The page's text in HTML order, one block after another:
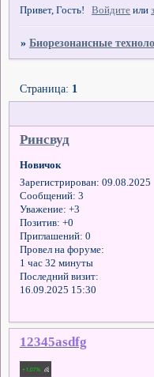
Привет, Гость! Войдите или
»Биорезонансные
Страница: 1
Ринсвуд
Новичок
Зарегистрирован: 09.08.2025
Сообщений: 3
Уважение: +3
Позитив: +0
Приглашений: 0
Провел на форуме:
1 час 32 минуты
Последний визит:
16.09.2025 15:30
12345asdfg